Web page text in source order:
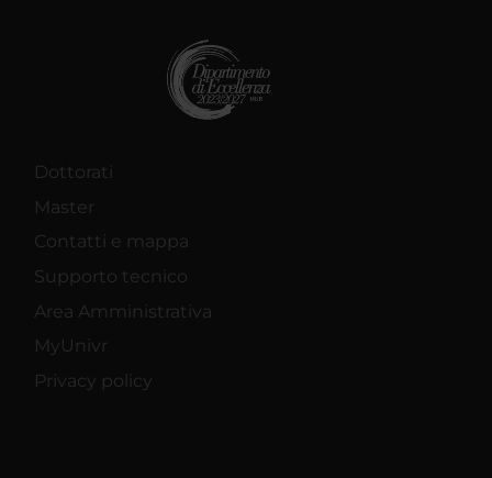
Dottorati
Master
Contatti e mappa
Supporto tecnico
Area Amministrativa
MyUnivr
Privacy policy